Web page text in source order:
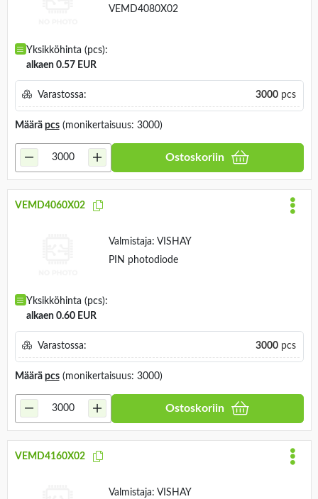
VEMD4080X02
Yksikköhinta (pcs):
alkaen 0.57 EUR
Varastossa: 3000pcs
Määrä pcs(monikertaisuus: 3000)
Ostoskoriin
VEMD4060X02
Valmistaja: VISHAY
PIN photodiode
Yksikköhinta (pcs):
alkaen 0.60 EUR
Varastossa: 3000pcs
Määrä pcs(monikertaisuus: 3000)
Ostoskoriin
VEMD4160X02
Valmistaja: VISHAY